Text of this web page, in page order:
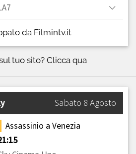
da Filmintv.it
tuo sito?Clicca qua